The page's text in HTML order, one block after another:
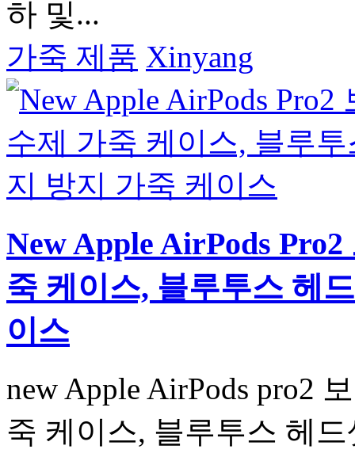
하 및...
가죽 제품 Xinyang
New Apple AirPods
죽 케이스, 블루투스 헤
이스
new Apple AirPods pro2
죽 케이스, 블루투스 헤